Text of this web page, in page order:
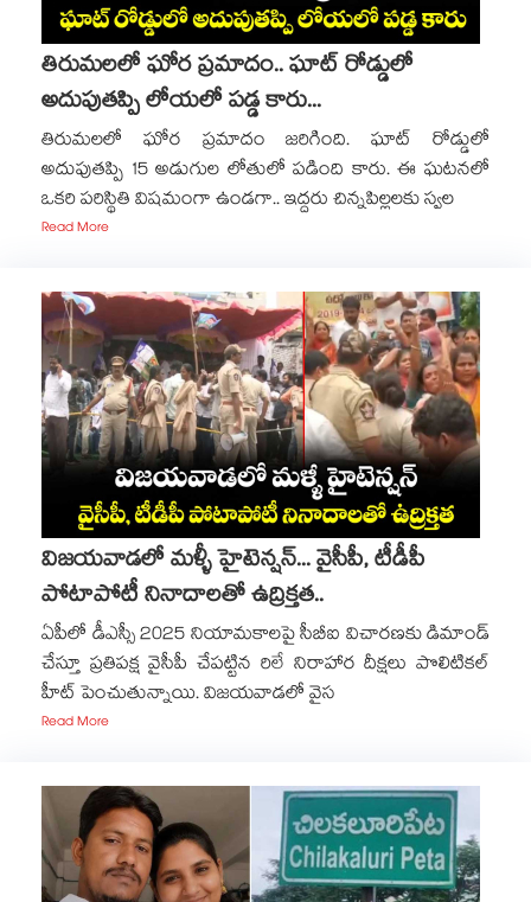
తిరుమలలో ఘోర ప్రమాదం.. ఘాట్ రోడ్డులో
అదుపుతప్పి లోయలో పడ్డ కారు...
తిరుమలలో ఘోర ప్రమాదం జరిగింది. ఘాట్ రోడ్డులో
అదుపుతప్పి 15 అడుగుల లోతులో పడింది కారు. ఈ ఘటనలో
ఒకరి పరిస్థితి విషమంగా ఉండగా.. ఇద్దరు చిన్నపిల్లలకు స్వల
Read More
విజయవాడలో మళ్ళీ హైటెన్షన్... వైసీపీ, టీడీపీ
పోటాపోటీ నినాదాలతో ఉద్రిక్తత..
ఏపీలో డీఎస్సీ 2025 నియామకాలపై సీబీఐ విచారణకు డిమాండ్
చేస్తూ ప్రతిపక్ష వైసీపీ చేపట్టిన రిలే నిరాహార దీక్షలు పొలిటికల్
హీట్ పెంచుతున్నాయి. విజయవాడలో వైస
Read More